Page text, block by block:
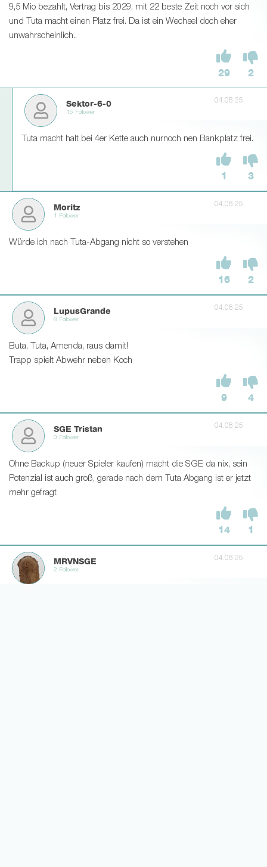
9,5 Mio bezahlt, Vertrag bis 2029, mit 22 beste Zeit noch vor sich
und Tuta macht einen Platz frei. Da ist ein Wechsel doch eher
unwahrscheinlich..
29 2
Sektor-6-0
15 Follower
04.08.25
Tuta macht halt bei 4er Kette auch nurnoch nen Bankplatz frei.
1 3
Moritz
1 Follower
04.08.25
Würde ich nach Tuta-Abgang nicht so verstehen
16 2
LupusGrande
8 Follower
04.08.25
Buta, Tuta, Amenda, raus damit!
Trapp spielt Abwehr neben Koch
9 4
SGE Tristan
0 Follower
04.08.25
Ohne Backup (neuer Spieler kaufen) macht die SGE da nix, sein
Potenzial ist auch groß, gerade nach dem Tuta Abgang ist er jetzt
mehr gefragt
14 1
MRVNSGE
2 Follower
04.08.25